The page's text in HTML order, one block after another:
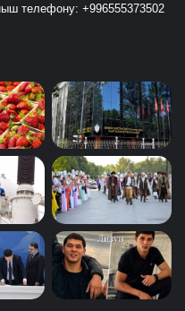
телефону: +996555373502